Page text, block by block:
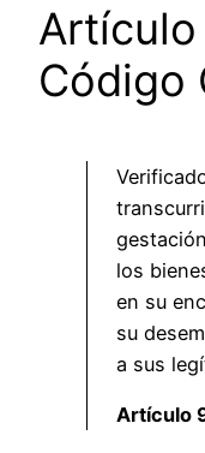
Código
los
en su
su
a sus
Artículo